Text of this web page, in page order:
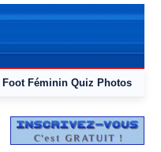
Foot Féminin Quiz Photos